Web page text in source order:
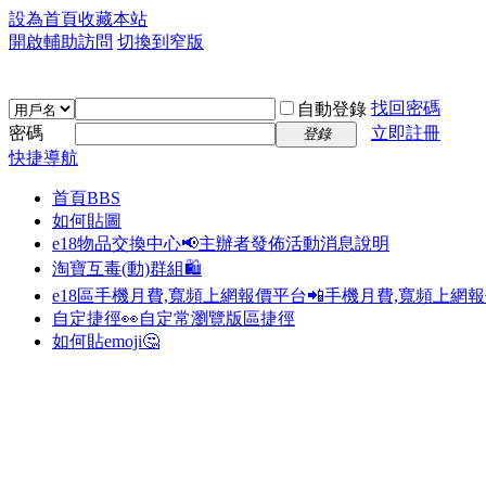
設為首頁收藏本站
開啟輔助訪問 切換到窄版
自動登錄 找回密碼
密碼
登錄
立即註冊
快捷導航
首頁BBS
如何貼圖
e18物品交換中心📢主辦者發佈活動消息說明
淘寶互毒(動)群組🛍️
e18區手機月費,寬頻上網報價平台📲手機月費,寬頻上網
自定捷徑👀自定常瀏覽版區捷徑
如何貼emoji🤔